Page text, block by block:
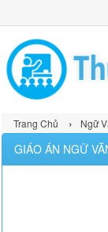
Trang Chủ › Ngữ
GIÁO ÁN NGỮ